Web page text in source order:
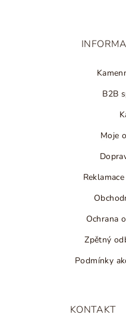
B2B
Moje
Ochrana
Zpětný
Podmínky
KONTAKT